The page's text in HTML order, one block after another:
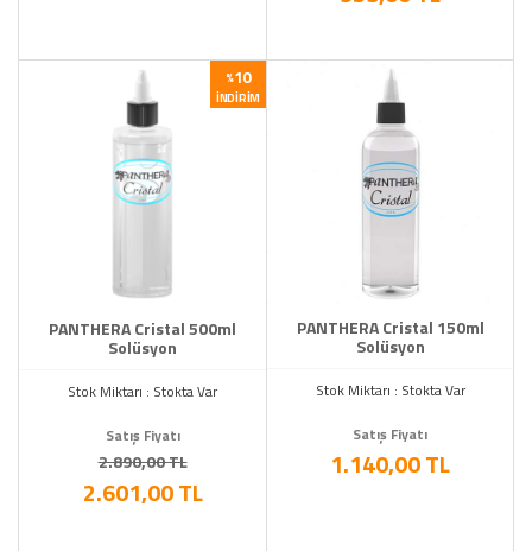
%10
İNDIRIM
PANTHERA Cristal 500ml
Solüsyon
Stok Miktarı : Stokta Var
Satış Fiyatı
2.890,00 TL
2.601,00 TL
PANTHERA Cristal 150ml
Solüsyon
Stok Miktarı : Stokta Var
Satış Fiyatı
1.140,00 TL